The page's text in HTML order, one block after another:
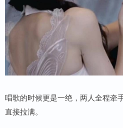
唱歌的时候更是一绝，两人全程牵
直接拉满。